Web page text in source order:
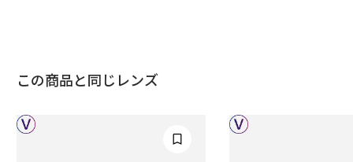
この商品と同じレンズ